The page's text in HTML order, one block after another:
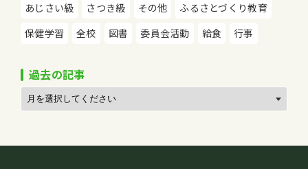
あじさい級
さつき級 その他
ふるさとづくり教育
保健学習
全校 図書 委員会活動 給食 行事
過去の記事